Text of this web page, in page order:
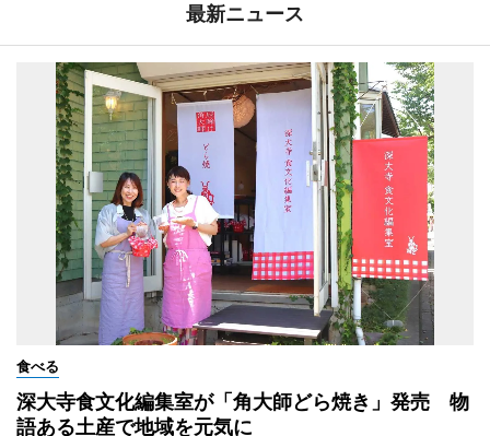
最新ニュース
食べる
深大寺食文化編集室が「角大師どら焼き」発売 物
語ある土産で地域を元気に